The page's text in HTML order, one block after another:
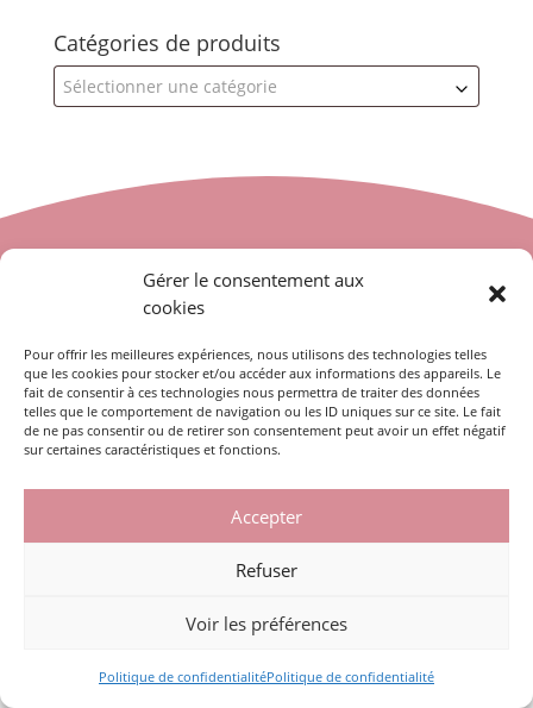
Gérer le consentement aux
cookies
Pour offrir les meilleures expériences, nous utilisons des technologies telles
que les cookies pour stocker et/ou accéder aux informations des appareils. Le
fait de consentir à ces technologies nous permettra de traiter des données
telles que le comportement de navigation ou les ID uniques sur ce site. Le fait
de ne pas consentir ou de retirer son consentement peut avoir un effet négatif
sur certaines caractéristiques et fonctions.
Accepter
Refuser
Voir les préférences
Politique de confidentialitéPolitique de confidentialité
Catégories de produits
Sélectionner une catégorie
Prendre rendez-vous en ligne
S’INSCRIRE À LA NEWSLETTER
10 PROM. DU BREUIL, 25110 BAUME LES DAMES – 03 81 84 36 41